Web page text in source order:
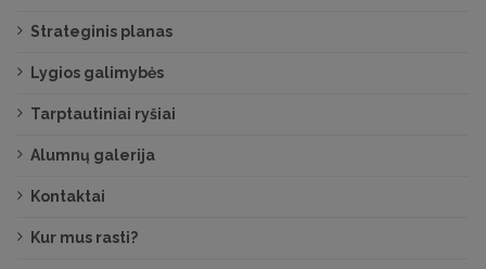
Strateginis planas
Lygios galimybės
Tarptautiniai ryšiai
Alumnų galerija
Kontaktai
Kur mus rasti?